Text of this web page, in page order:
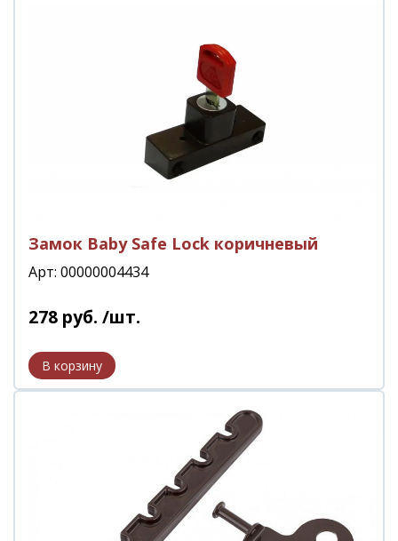
Замок Baby Safe Lock коричневый
Арт: 00000004434
278 руб. /шт.